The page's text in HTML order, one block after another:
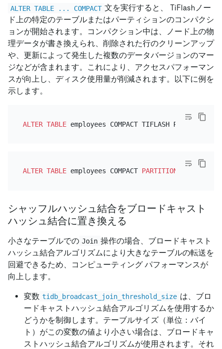
ALTER TABLE ... COMPACT 文を実行すると、 TiFlashノー
ド上の特定のテーブルまたはパーティションのコンパクシ
ョンが開始されます。コンパクション中は、ノード上の物
理データが書き換えられ、削除された行のクリーンアップ
や、更新によって発生した複数のデータバージョンのマー
ジなどが含まれます。これにより、アクセスパフォーマン
スが向上し、ディスク使用量が削減されます。以下に例を
示します。
ALTER TABLE
ALTER TABLE employees COMPACT PARTITION
シャッフルハッシュ結合をブロードキャスト
ハッシュ結合に置き換える
小さなテーブルでの Join 操作の場合、ブロードキャスト
ハッシュ結合アルゴリズムにより大きなテーブルの転送を
回避できるため、コンピューティング パフォーマンスが
向上します。
変数 tidb_broadcast_join_threshold_size は、ブロ
ードキャストハッシュ結合アルゴリズムを使用するか
どうかを制御します。テーブルサイズ（単位：バイ
ト）がこの変数の値より小さい場合は、ブロードキャ
ストハッシュ結合アルゴリズムが使用されます。それ